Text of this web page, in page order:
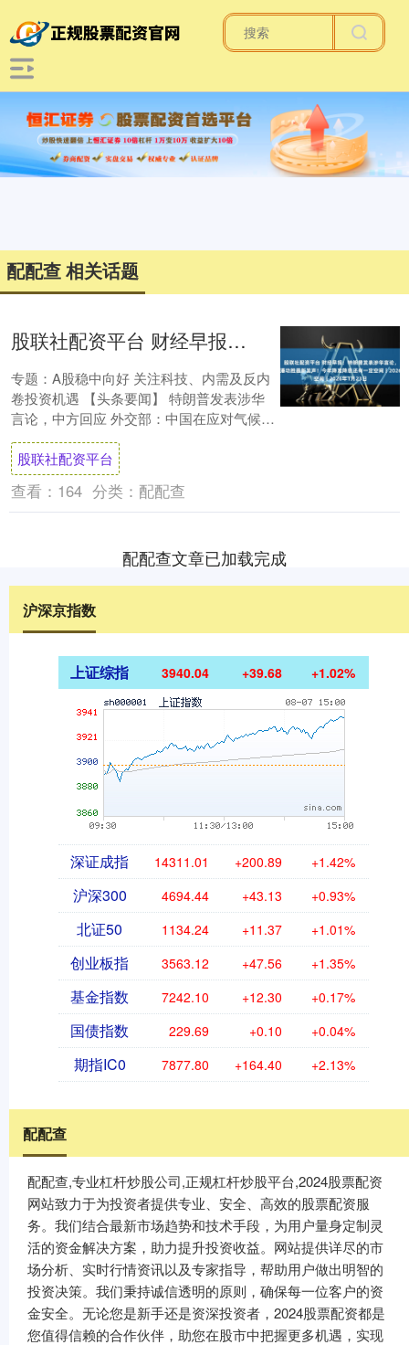
配配查 相关话题
股联社配资平台 财经早报：特朗普发表涉华言论，中方回应，潘功胜最新发声！今年降准降息还有一定空间丨2026年1月23日
专题：A股稳中向好 关注科技、内需及反内
卷投资机遇 【头条要闻】 特朗普发表涉华
言论，中方回应 外交部：中国在应对气候变
化、推动全球可再生能源发展应用方面所做
努....
股联社配资平台
查看： 164 分类： 配配查
配配查文章已加载完成
沪深京指数
上证综指 3940.04 +39.68 +1.02%
深证成指 14311.01 +200.89 +1.42%
沪深300 4694.44 +43.13 +0.93%
北证50 1134.24 +11.37 +1.01%
创业板指 3563.12 +47.56 +1.35%
基金指数 7242.10 +12.30 +0.17%
国债指数 229.69 +0.10 +0.04%
期指IC0 7877.80 +164.40 +2.13%
配配查
配配查,专业杠杆炒股公司,正规杠杆炒股平台,2024股票配资
网站致力于为投资者提供专业、安全、高效的股票配资服
务。我们结合最新市场趋势和技术手段，为用户量身定制灵
活的资金解决方案，助力提升投资收益。网站提供详尽的市
场分析、实时行情资讯以及专家指导，帮助用户做出明智的
投资决策。我们秉持诚信透明的原则，确保每一位客户的资
金安全。无论您是新手还是资深投资者，2024股票配资都是
您值得信赖的合作伙伴，助您在股市中把握更多机遇，实现